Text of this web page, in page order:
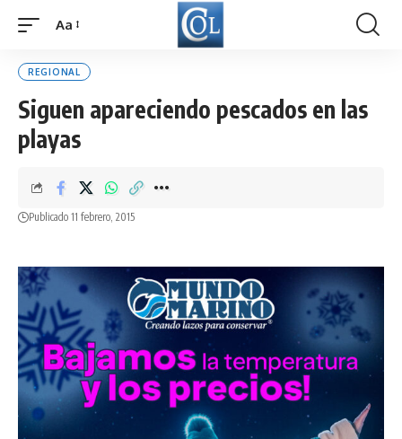
Font
Aa
REGIONAL
Siguen apareciendo pescados en las
playas
Publicado 11 febrero, 2015